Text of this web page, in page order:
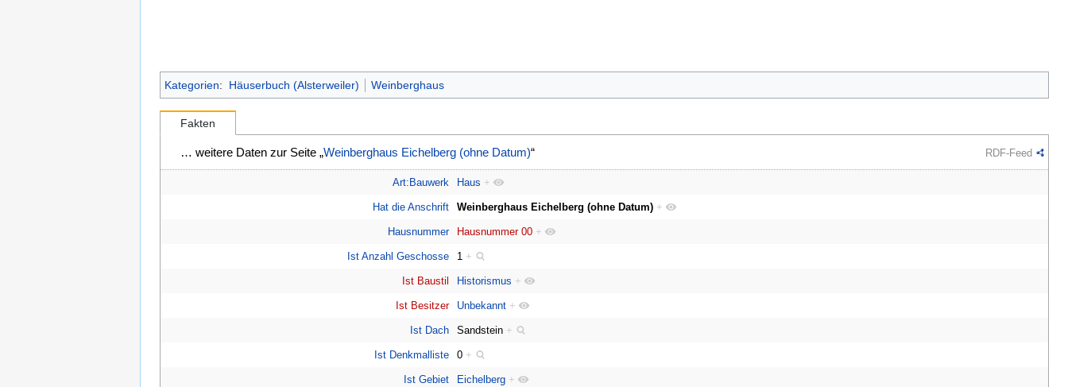
Kategorien: Häuserbuch (Alsterweiler) Weinberghaus
Fakten
… weitere Daten zur Seite „Weinberghaus Eichelberg (ohne Datum)“ RDF-Feed
Art:Bauwerk Haus +
Hat die Anschrift Weinberghaus Eichelberg (ohne Datum) +
Hausnummer Hausnummer 00 +
Ist Anzahl Geschosse 1 +
Ist Baustil Historismus +
Ist Besitzer Unbekannt +
Ist Dach Sandstein +
Ist Denkmalliste 0 +
Ist Gebiet Eichelberg +